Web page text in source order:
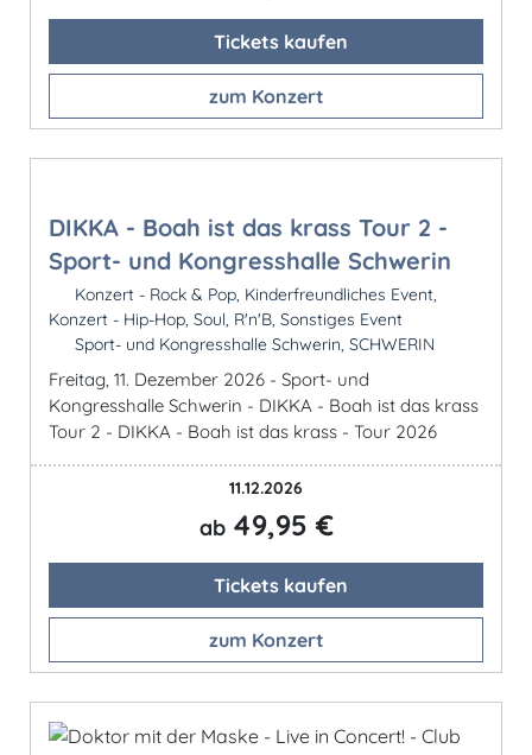
Tickets kaufen
zum Konzert
DIKKA - Boah ist das krass Tour 2 -
Sport- und Kongresshalle Schwerin
Konzert - Rock & Pop, Kinderfreundliches Event,
Konzert - Hip-Hop, Soul, R'n'B, Sonstiges Event
Sport- und Kongresshalle Schwerin, SCHWERIN
Freitag, 11. Dezember 2026 - Sport- und
Kongresshalle Schwerin - DIKKA - Boah ist das krass
Tour 2 - DIKKA - Boah ist das krass - Tour 2026
11.12.2026
ab 49,95 €
Tickets kaufen
zum Konzert